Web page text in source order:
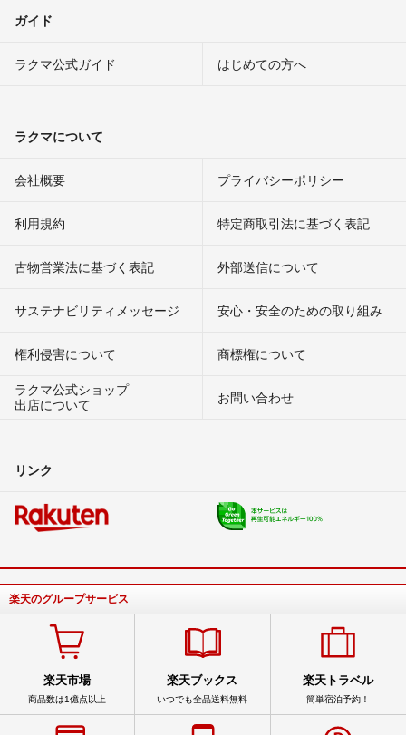
ガイド
ラクマ公式ガイド はじめての方へ
ラクマについて
会社概要 プライバシーポリシー
利用規約 特定商取引法に基づく表記
古物営業法に基づく表記 外部送信について
サステナビリティメッセージ 安心・安全のための取り組み
権利侵害について
商標権について
ラクマ公式ショップ
出店について
お問い合わせ
リンク
楽天のグループサービス
楽天市場
商品数は1億点以上
楽天ブックス
いつでも全品送料無料
楽天トラベル
簡単宿泊予約！